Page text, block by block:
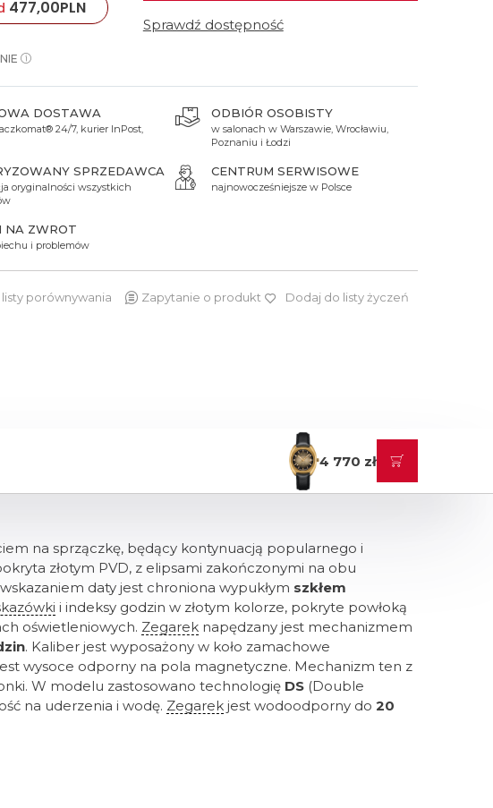
Zielone
Boccia Titanium
Czerwone
Zielone
Seiko
477,00PLN
Sprawdź dostępność
DOSTAWA
24/7, kurier InPost,
ODBIÓR OSOBISTY
w salonach w Warszawie, Wrocławiu,
Poznaniu i Łodzi
SPRZEDAWCA
oryginalności wszystkich
CENTRUM SERWISOWE
najnowocześniejsze w Polsce
NA ZWROT
i problemów
porównywania Zapytanie o produkt Dodaj do listy życzeń
4 770 zł
na sprzączkę, będący kontynuacją popularnego i
złotym PVD, z elipsami zakończonymi na obu
daty jest chroniona wypukłym szkłem
i indeksy godzin w złotym kolorze, pokryte powłoką
oświetleniowych. Zegarek napędzany jest mechanizmem
. Kaliber jest wyposażony w koło zamachowe
wysoce odporny na pola magnetyczne. Mechanizm ten z
W modelu zastosowano technologię DS (Double
na uderzenia i wodę. Zegarek jest wodoodporny do 20